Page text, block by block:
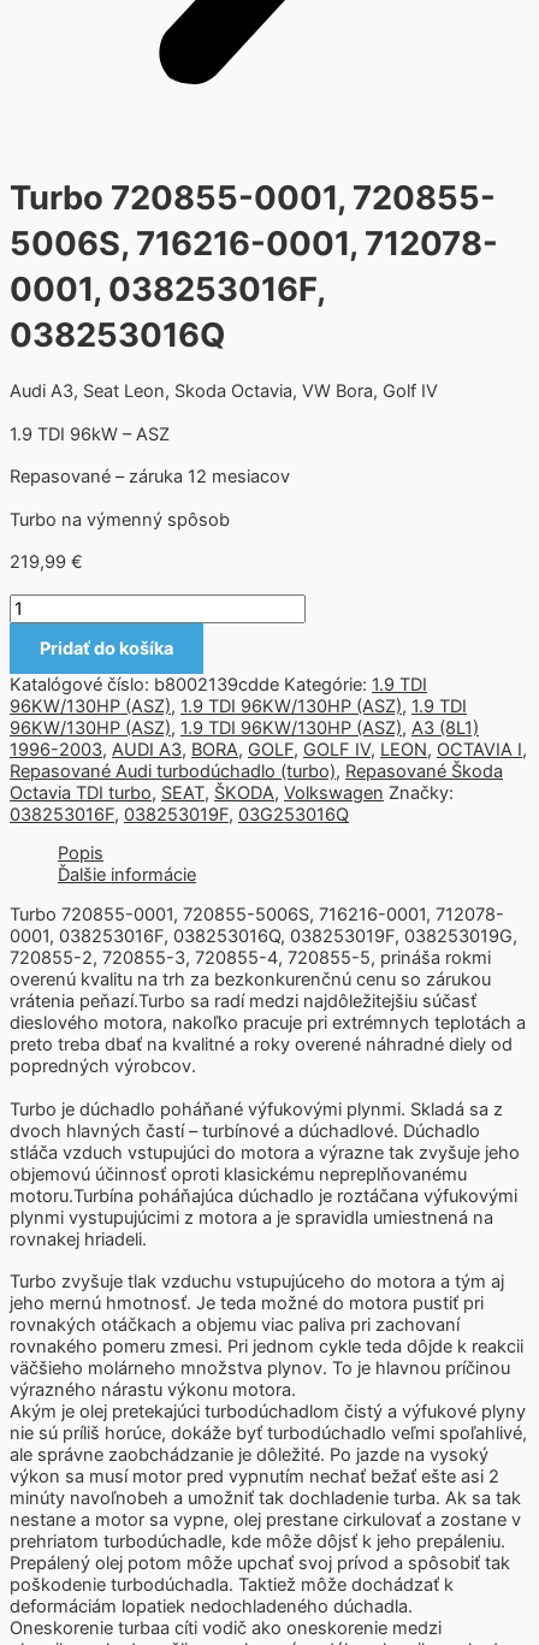
Turbo 720855-0001, 720855-
5006S, 716216-0001, 712078-
0001, 038253016F,
038253016Q
Audi A3, Seat Leon, Skoda Octavia, VW Bora, Golf IV
1.9 TDI 96kW – ASZ
Repasované – záruka 12 mesiacov
Turbo na výmenný spôsob
219,99 €
Pridať do košíka
Katalógové číslo: b8002139cdde Kategórie: 1.9 TDI
96KW/130HP (ASZ), 1.9 TDI 96KW/130HP (ASZ), 1.9 TDI
96KW/130HP (ASZ), 1.9 TDI 96KW/130HP (ASZ), A3 (8L1)
1996-2003, AUDI A3, BORA, GOLF, GOLF IV, LEON, OCTAVIA I,
Repasované Audi turbodúchadlo (turbo), Repasované Škoda
Octavia TDI turbo, SEAT, ŠKODA, Volkswagen Značky:
038253016F, 038253019F, 03G253016Q
Popis
Ďalšie informácie
Turbo 720855-0001, 720855-5006S, 716216-0001, 712078-
0001, 038253016F, 038253016Q, 038253019F, 038253019G,
720855-2, 720855-3, 720855-4, 720855-5, prináša rokmi
overenú kvalitu na trh za bezkonkurenčnú cenu so zárukou
vrátenia peňazí.Turbo sa radí medzi najdôležitejšiu súčasť
dieslového motora, nakoľko pracuje pri extrémnych teplotách a
preto treba dbať na kvalitné a roky overené náhradné diely od
popredných výrobcov.
Turbo je dúchadlo poháňané výfukovými plynmi. Skladá sa z
dvoch hlavných častí – turbínové a dúchadlové. Dúchadlo
stláča vzduch vstupujúci do motora a výrazne tak zvyšuje jeho
objemovú účinnosť oproti klasickému nepreplňovanému
motoru.Turbína poháňajúca dúchadlo je roztáčana výfukovými
plynmi vystupujúcimi z motora a je spravidla umiestnená na
rovnakej hriadeli.
Turbo zvyšuje tlak vzduchu vstupujúceho do motora a tým aj
jeho mernú hmotnosť. Je teda možné do motora pustiť pri
rovnakých otáčkach a objemu viac paliva pri zachovaní
rovnakého pomeru zmesi. Pri jednom cykle teda dôjde k reakcii
väčšieho molárneho množstva plynov. To je hlavnou príčinou
výrazného nárastu výkonu motora.
Akým je olej pretekajúci turbodúchadlom čistý a výfukové plyny
nie sú príliš horúce, dokáže byť turbodúchadlo veľmi spoľahlivé,
ale správne zaobchádzanie je dôležité. Po jazde na vysoký
výkon sa musí motor pred vypnutím nechať bežať ešte asi 2
minúty navoľnobeh a umožniť tak dochladenie turba. Ak sa tak
nestane a motor sa vypne, olej prestane cirkulovať a zostane v
prehriatom turbodúchadle, kde môže dôjsť k jeho prepáleniu.
Prepálený olej potom môže upchať svoj prívod a spôsobiť tak
poškodenie turbodúchadla. Taktiež môže dochádzať k
deformáciám lopatiek nedochladeného dúchadla.
Oneskorenie turbaa cíti vodič ako oneskorenie medzi